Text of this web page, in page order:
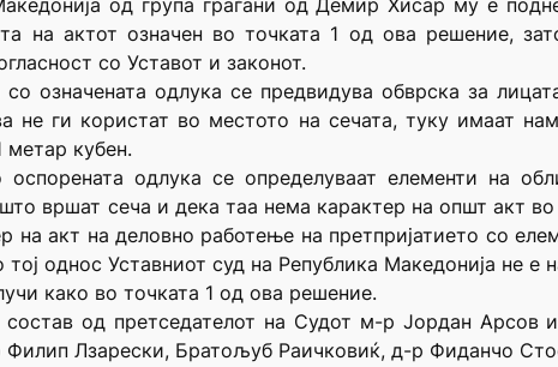
од група граѓани од Демир Хисар му е
на актот означен во точката 1 од ова решение,
со Уставот и законот.
означената одлука се предвидува обврска за
не ги користат во местото на сечата, туку имаат
метар кубен.
одлука се определуваат елементи на
вршат сеча и дека таа нема карактер на општ акт во
на акт на деловно работење на претпријатието со
однос Уставниот суд на Република Македонија не е
како во точката 1 од ова решение.
од претседателот на Судот м-р Јордан Арсов
Лзарески, Братољуб Раичковиќ, д-р Фиданчо